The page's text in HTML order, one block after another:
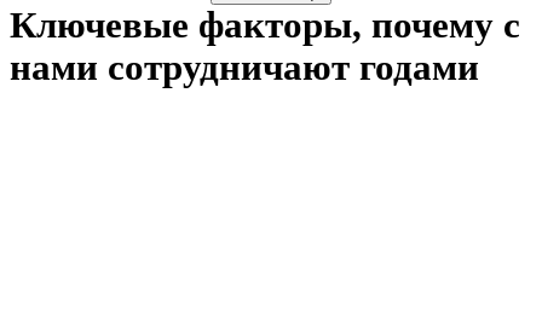
Ключевые факторы, почему с
нами сотрудничают годами